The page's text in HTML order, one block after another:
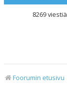
8269 viestiä
Foorumin etusivu